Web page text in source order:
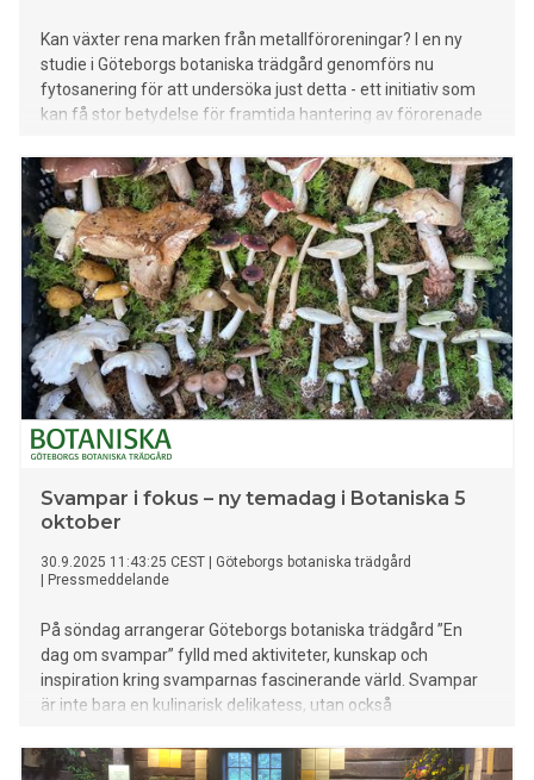
Kan växter rena marken från metallföroreningar? I en ny
studie i Göteborgs botaniska trädgård genomförs nu
fytosanering för att undersöka just detta - ett initiativ som
kan få stor betydelse för framtida hantering av förorenade
Svampar i fokus – ny temadag i Botaniska 5
oktober
30.9.2025 11:43:25 CEST
Göteborgs botaniska trädgård
Pressmeddelande
På söndag arrangerar Göteborgs botaniska trädgård ”En
dag om svampar” fylld med aktiviteter, kunskap och
inspiration kring svamparnas fascinerande värld. Svampar
är inte bara en kulinarisk delikatess, utan också